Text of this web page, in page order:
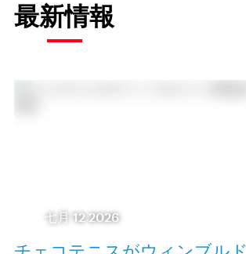
最新情報
七月 12 2026
チェコテニスがウィンブルド